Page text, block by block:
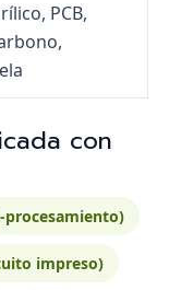
PCB,
con
procesamiento)
impreso)